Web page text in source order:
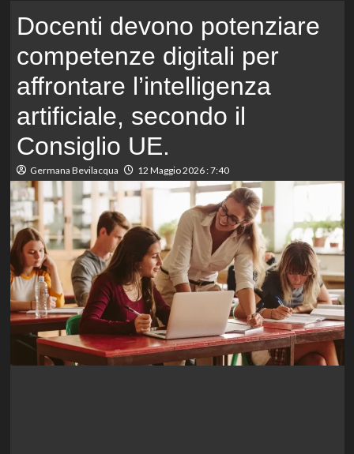
Docenti devono potenziare
competenze digitali per
affrontare l’intelligenza
artificiale, secondo il
Consiglio UE.
Germana Bevilacqua 12 Maggio 2026 : 7:40